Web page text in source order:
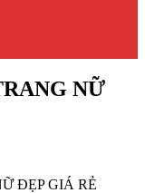
NỮ
ĐẸP GIÁ RẺ